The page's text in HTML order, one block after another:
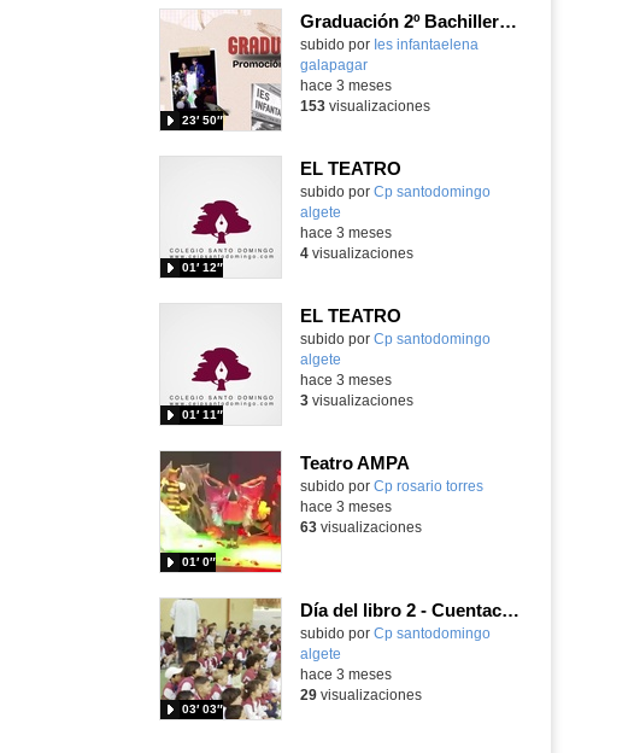
Graduación 2º Bachillerato 2025-26
subido por Ies infantaelena
galapagar
23′ 50″
-
hace 3 meses
153visualizaciones
EL TEATRO
Contenido educativo.
subido por Cp santodomingo
algete
01′ 12″
hace 3 meses
4visualizaciones
EL TEATRO
Contenido educativo.
subido por Cp santodomingo
algete
01′ 11″
hace 3 meses
3visualizaciones
Teatro AMPA
Contenido educativo.
subido por Cp rosario torres
01′ 0″
-
hace 3 meses
63visualizaciones
Día del libro 2 - Cuentacuentos y teatro
subido por Cp santodomingo
algete
03′ 03″
hace 3 meses
29visualizaciones